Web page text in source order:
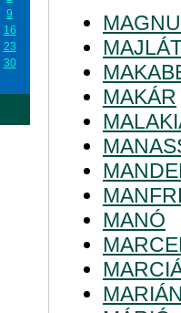
9
16
23
30
MAKÁR
MANÓ